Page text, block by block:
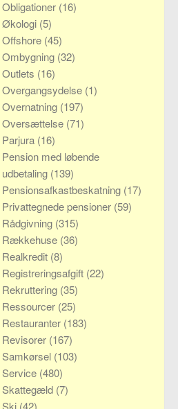
Obligationer (16)
Økologi (5)
Offshore (45)
Ombygning (32)
Outlets (16)
Overgangsydelse (1)
Overnatning (197)
Oversættelse (71)
Parjura (16)
Pension med løbende
udbetaling (139)
Pensionsafkastbeskatning (17)
Privattegnede pensioner (59)
Rådgivning (315)
Rækkehuse (36)
Realkredit (8)
Registreringsafgift (22)
Rekruttering (35)
Ressourcer (25)
Restauranter (183)
Revisorer (167)
Samkørsel (103)
Service (480)
Skattegæld (7)
Ski (42)